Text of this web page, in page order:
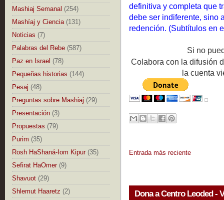
Mashiaj Semanal (254)
Mashíaj y Ciencia (131)
Noticias (7)
Palabras del Rebe (587)
Paz en Israel (78)
Pequeñas historias (144)
Pesaj (48)
Preguntas sobre Mashiaj (29)
Presentación (3)
Propuestas (79)
Purim (35)
Rosh HaShaná-Iom Kipur (35)
Sefirat HaOmer (9)
Shavuot (29)
Shlemut Haaretz (2)
definitiva y completa que
debe ser indiferente, sino
redención. (Subtítulos en
Si no
Colabora con la difusión
la cuenta
Entrada más reciente
Dona a Centro Leoded -